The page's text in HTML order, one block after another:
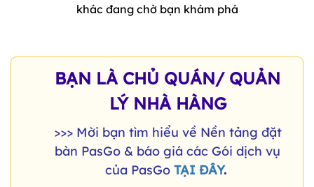
khác đang chờ bạn khám phá
BẠN LÀ CHỦ QUÁN/ QUẢN
LÝ NHÀ HÀNG
>>> Mời bạn tìm hiểu về Nền tảng đặt
bàn PasGo & báo giá các Gói dịch vụ
của PasGo TẠI ĐÂY.